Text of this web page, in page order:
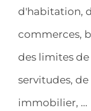
d'habitation,
commerces,
des limites
servitudes,
immobilier, …